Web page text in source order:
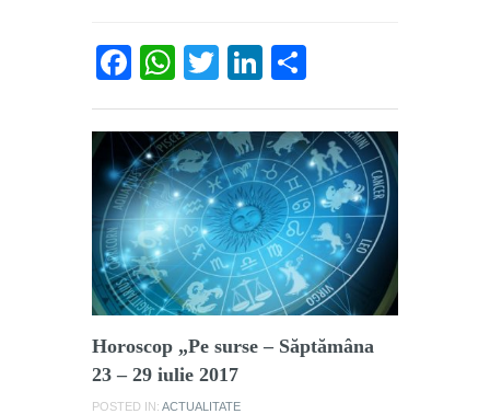
Facebook
WhatsApp
TwitterLinkedIn
Horoscop „Pe surse – Săptămâna
23 – 29 iulie 2017
POSTED IN: ACTUALITATE